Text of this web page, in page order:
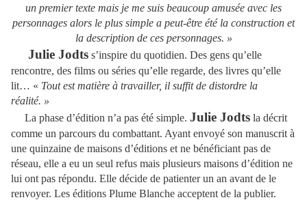
un premier texte mais je me suis beaucoup amusée avec les
personnages alors le plus simple a peut-être été la construction et
la description de ces personnages. »
Julie Jodts s’inspire du quotidien. Des gens qu’elle
rencontre, des films ou séries qu’elle regarde, des livres qu’elle
lit… « Tout est matière à travailler, il suffit de distordre la
réalité. »
La phase d’édition n’a pas été simple. Julie Jodts la décrit
comme un parcours du combattant. Ayant envoyé son manuscrit à
une quinzaine de maisons d’éditions et ne bénéficiant pas de
réseau, elle a eu un seul refus mais plusieurs maisons d’édition ne
lui ont pas répondu. Elle décide de patienter un an avant de le
renvoyer. Les éditions Plume Blanche acceptent de la publier.